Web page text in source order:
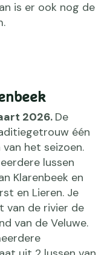
is er ook nog de
2026. De
één
het seizoen.
lussen
Klarenbeek en
en Lieren. Je
van de rivier de
van de Veluwe.